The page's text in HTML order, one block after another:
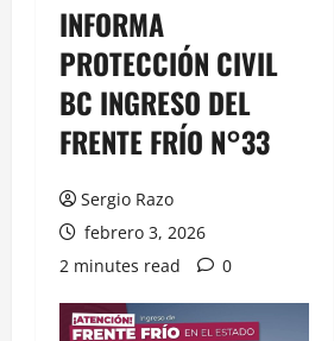
INFORMA
PROTECCIÓN CIVIL
BC INGRESO DEL
FRENTE FRÍO N°33
Sergio Razo
febrero 3, 2026
2 minutes read
0